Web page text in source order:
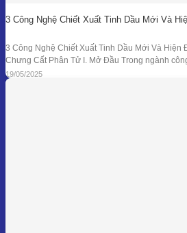
3 Công Nghệ Chiết Xuất Tinh Dầu Mới Và
3 Công Nghệ Chiết Xuất Tinh Dầu Mới Và Hiện
Chưng Cất Phân Tử I. Mở Đầu Trong ngành
tối ưu hóa hiệu suất chiết xuất, giữ nguyên
mục tiêu hàng đầu. Bên
19/05/2025